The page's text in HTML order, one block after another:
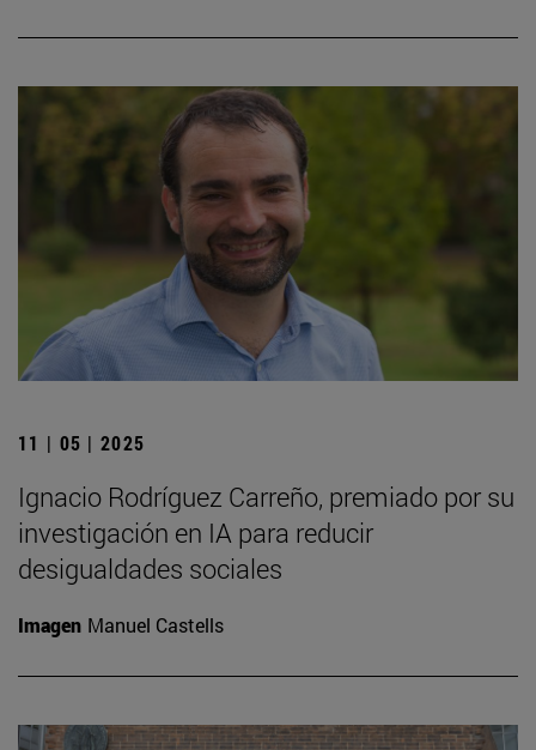
11 | 05 | 2025
Ignacio Rodríguez Carreño, premiado por su
investigación en IA para reducir
desigualdades sociales
Imagen Manuel Castells